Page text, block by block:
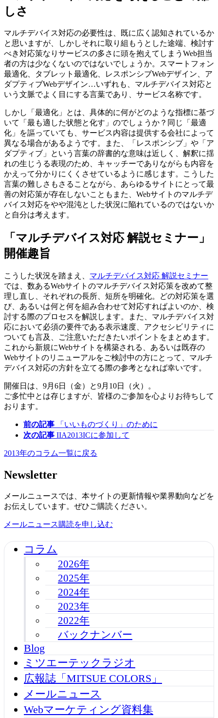
しさ
マルチデバイス対応の必要性は、既に広く認知されているか
と思いますが、しかしそれに取り組もうとした途端、検討す
べき対応策なりサービスの多さに頭を抱えてしまうWeb担当
者の方は少なくないのではないでしょうか。スマートフォン
最適化、タブレット最適化、レスポンシブWebデザイン、ア
ダプティブWebデザイン…いずれも、マルチデバイス対応と
いう文脈でよく目にする言葉であり、サービス名称です。
しかし「最適化」とは、具体的に何がどのような指標に基づ
いて「最も適した状態と化す」のでしょうか？同じ「最適
化」を謳っていても、サービス内容は提供する会社によって
異なる場合があるようです。また、「レスポンシブ」や「ア
ダプティブ」という言葉の辞書的な意味は近しく、解釈に揺
れの生じうる表現のため、キャッチーでありながらも内容を
かえって分かりにくくさせているように感じます。こうした
言葉の難しさもさることながら、あらゆるサイトにとって最
善の対応策が存在しないこともまた、Webサイトのマルチデ
バイス対応をやや混沌とした状況に陥れているのではないか
と自分は考えます。
「マルチデバイス対応 解説セミナー」
開催趣旨
こうした状況を踏まえ、 マルチデバイス対応 解説セミナー
では、数あるWebサイトのマルチデバイス対応策を改めて整
理し直し、それぞれの長所、短所を明確化。どの対応策を選
び、あるいは何と何を組み合わせて対応すればよいのか、検
討する際のプロセスを解説します。また、マルチデバイス対
応において必須の要件である表示速度、アクセシビリティに
ついても言及、ご注意いただきたいポイントをまとめます。
これから新規にWebサイトを構築される、あるいは既存の
Webサイトのリニューアルをご検討中の方にとって、マルチ
デバイス対応の方針を立てる際の参考となれば幸いです。
開催日は、9月6日（金）と9月10日（火）。
ご多忙中とは存じますが、皆様のご参加を心よりお待ちして
おります。
前の記事
「いいものづくり」のために
次の記事 IIA2013ICに参加して
2013年のコラム一覧に戻る
Newsletter
メールニュースでは、本サイトの更新情報や業界動向などを
お伝えしています。ぜひご購読ください。
メールニュース購読を申し込む
コラム
2026年
2025年
2024年
2023年
2022年
バックナンバー
Blog
ミツエーテックラジオ
広報誌「MITSUE COLORS」
メールニュース
Webマーケティング資料集